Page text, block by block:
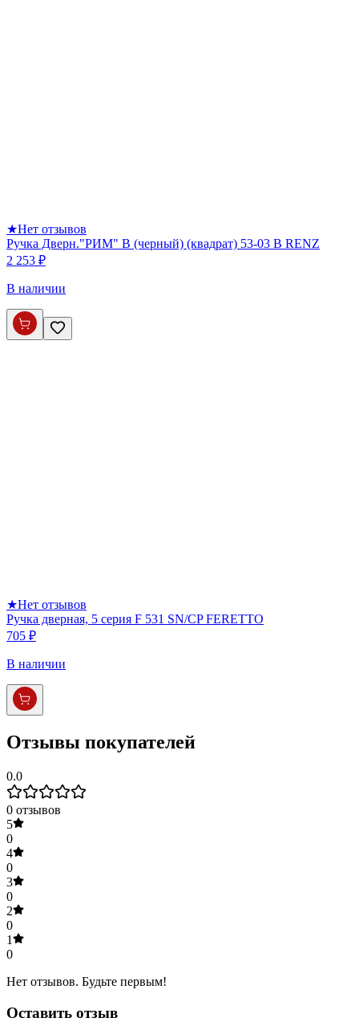
★Нет отзывов
Ручка Дверн."РИМ" B (черный) (квадрат) 53-03 В RENZ
2 253 ₽
В наличии
★Нет отзывов
Ручка дверная, 5 серия F 531 SN/CP FERETTO
705 ₽
В наличии
Отзывы покупателей
0.0
0 отзывов
5
0
4
0
3
0
2
0
1
0
Нет отзывов. Будьте первым!
Оставить отзыв